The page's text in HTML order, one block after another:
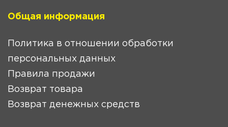
Общая информация
Политика в отношении обработки
персональных данных
Правила продажи
Возврат товара
Возврат денежных средств